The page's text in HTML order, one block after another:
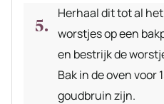
Herhaal dit tot al
worstjes op een
en bestrijk de
Bak in de oven voor
goudbruin zijn.